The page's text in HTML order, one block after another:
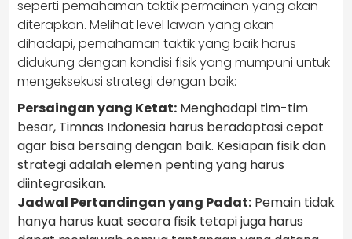
seperti pemahaman taktik permainan yang akan
diterapkan. Melihat level lawan yang akan
dihadapi, pemahaman taktik yang baik harus
didukung dengan kondisi fisik yang mumpuni untuk
mengeksekusi strategi dengan baik:
Persaingan yang Ketat: Menghadapi tim-tim
besar, Timnas Indonesia harus beradaptasi cepat
agar bisa bersaing dengan baik. Kesiapan fisik dan
strategi adalah elemen penting yang harus
diintegrasikan.
Jadwal Pertandingan yang Padat: Pemain tidak
hanya harus kuat secara fisik tetapi juga harus